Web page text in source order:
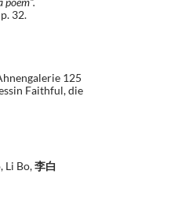
32.
125
Faithful, die
Li Bo,李白